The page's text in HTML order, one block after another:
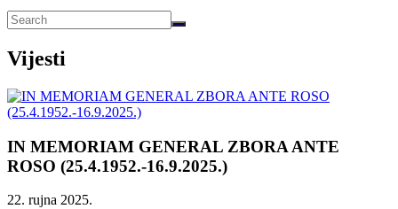
Vijesti
IN MEMORIAM GENERAL ZBORA ANTE
ROSO (25.4.1952.-16.9.2025.)
22. rujna 2025.